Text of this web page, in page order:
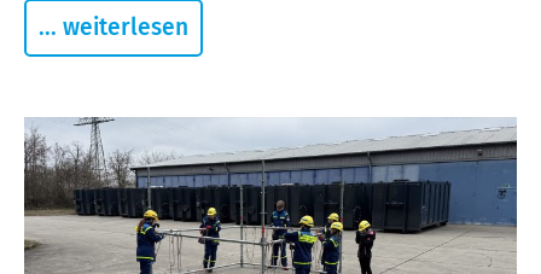
... weiterlesen